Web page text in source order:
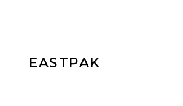
EASTPAK